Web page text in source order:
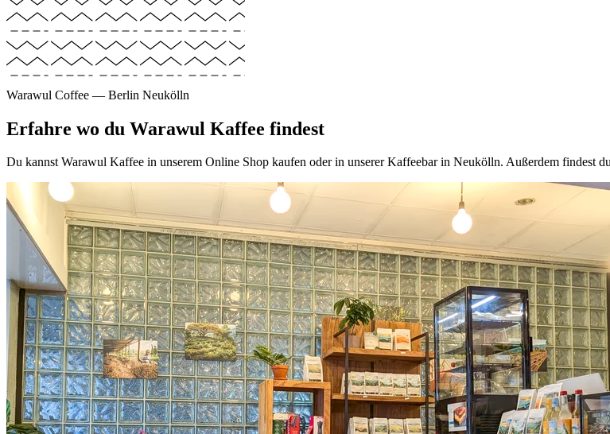
Warawul Coffee — Berlin Neukölln
Erfahre wo du Warawul Kaffee findest
Du kannst Warawul Kaffee in unserem Online Shop kaufen oder in unserer Kaffeebar in Neukölln. Außerdem findest